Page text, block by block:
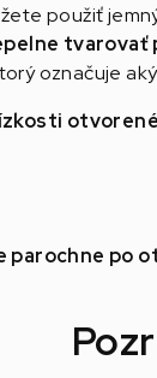
použiť
tvarovať
označuje
po